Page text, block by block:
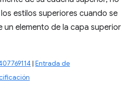
estilos superiores cuando se
elemento de la capa superior
| Entrada de